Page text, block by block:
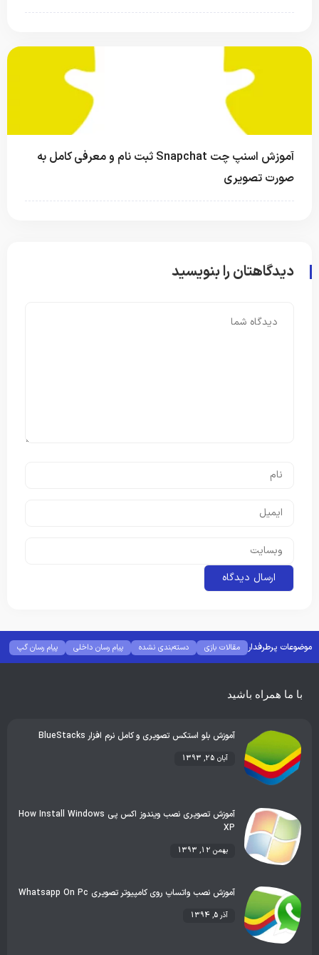
آموزش اسنپ‌ چت Snapchat ثبت نام و معرفی کامل به
صورت تصویری
دیدگاهتان را بنویسید
موضوعات پرطرفدار مقالات بازی دسته‌بندی نشده پیام رسان داخلی
پیام رسان گپ
بهترین گجت ها
هوش مصنوعی رفع خطا و ارور
با ما همراه باشید
آموزش بلو استکس تصویری و کامل نرم افزار BlueStacks
آبان 25, 1393
آموزش تصویری نصب ویندوز اکس پی How Install Windows
XP
بهمن 12, 1393
آموزش نصب واتساپ روی کامپیوتر تصویری Whatsapp On Pc
آذر 5, 1394